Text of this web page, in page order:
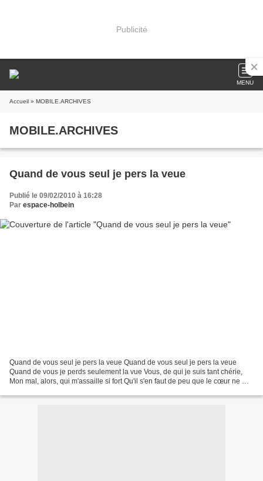
Publicité
MENU
Accueil » MOBILE.ARCHIVES
MOBILE.ARCHIVES
Quand de vous seul je pers la veue
Publié le 09/02/2010 à 16:28
Par espace-holbein
Quand de vous seul je pers la veue Quand de vous seul je pers la veue
Quand de vous je perds seulement la vue Vous, de qui je suis tant chérie,
Mon mal, alors, qui m'assaille si fort Qu'il s'en faut de peu que le cœur ne me